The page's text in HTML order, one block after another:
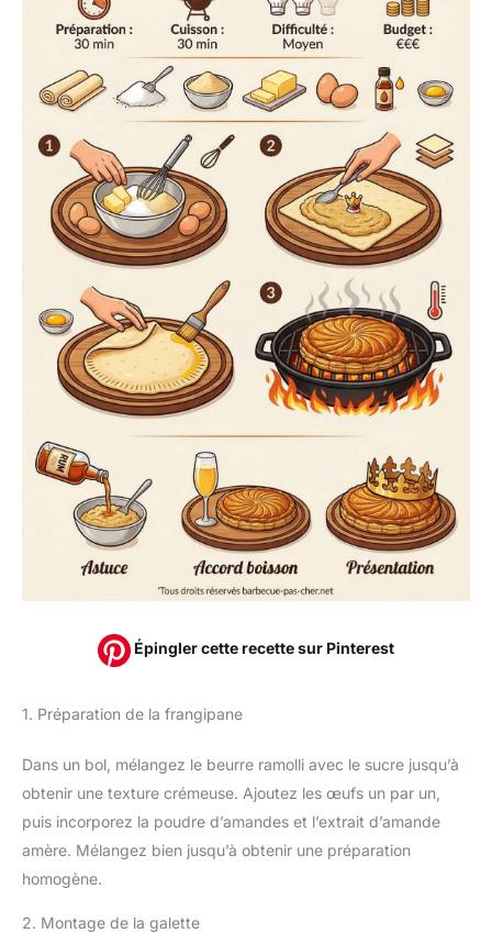
Épingler cette recette sur Pinterest
1. Préparation de la frangipane
Dans un bol, mélangez le beurre ramolli avec le sucre jusqu’à
obtenir une texture crémeuse. Ajoutez les œufs un par un,
puis incorporez la poudre d’amandes et l’extrait d’amande
amère. Mélangez bien jusqu’à obtenir une préparation
homogène.
2. Montage de la galette